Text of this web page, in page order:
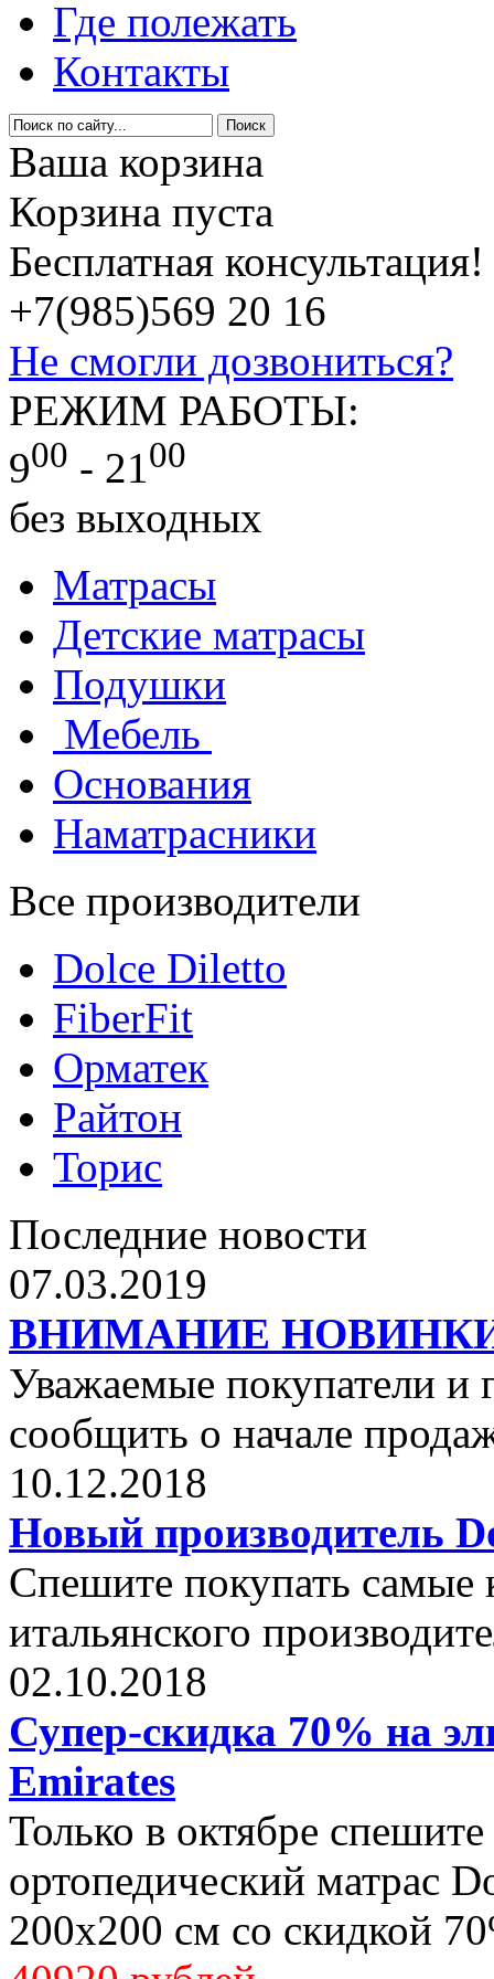
Где полежать
Контакты
Ваша корзина
Корзина пуста
Бесплатная консультация!
+7(985)569 20 16
Не смогли дозвониться?
РЕЖИМ РАБОТЫ:
900 - 2100
без выходных
Матрасы
Детские матрасы
Подушки
Мебель
Основания
Наматрасники
Все производители
Dolce Diletto
FiberFit
Орматек
Райтон
Торис
Последние новости
07.03.2019
ВНИМАНИЕ НОВИНКИ
Уважаемые покупатели
сообщить о начале
10.12.2018
Новый производитель
Спешите покупать самые
итальянского
02.10.2018
Супер-скидка 70% на
Emirates
Только в октябре
ортопедический матрас
200x200 см со скидкой